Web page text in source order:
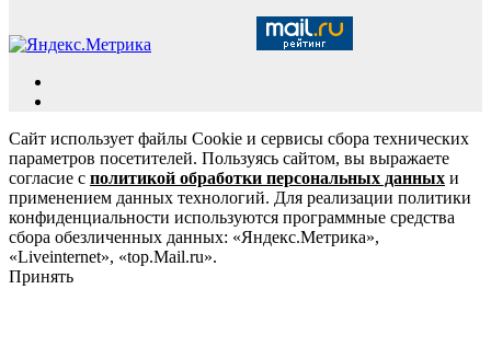
Сайт использует файлы Cookie и сервисы сбора технических
параметров посетителей. Пользуясь сайтом, вы выражаете
согласие с политикой обработки персональных данных и
применением данных технологий. Для реализации политики
конфиденциальности используются программные средства
сбора обезличенных данных: «Яндекс.Метрика»,
«Liveinternet», «top.Mail.ru».
Принять